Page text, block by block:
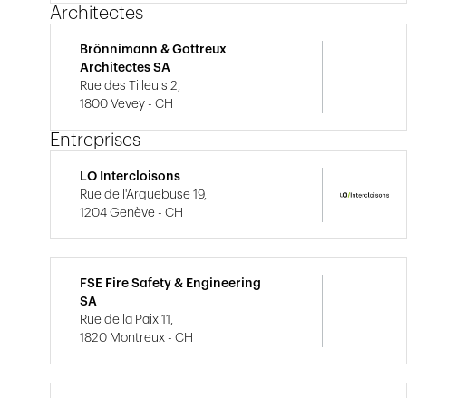
Architectes
Brönnimann & Gottreux
Architectes SA
Rue des Tilleuls 2,
1800 Vevey - CH
Entreprises
LO Intercloisons
Rue de l'Arquebuse 19,
1204 Genève - CH
FSE Fire Safety & Engineering
SA
Rue de la Paix 11,
1820 Montreux - CH